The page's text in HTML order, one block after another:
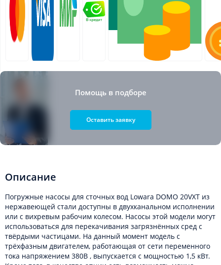
Помощь в подборе
Оставить заявку
Описание
Погружные насосы для сточных вод Lowara DOMO 20VXT из
нержавеющей стали доступны в двухканальном исполнении
или с вихревым рабочим колесом. Насосы этой модели могут
использоваться для перекачивания загрязнённых сред с
твёрдыми частицами. На данный момент модель с
трёхфазным двигателем, работающая от сети переменного
тока напряжением 380В , выпускается с мощностью 1,5 кВт.